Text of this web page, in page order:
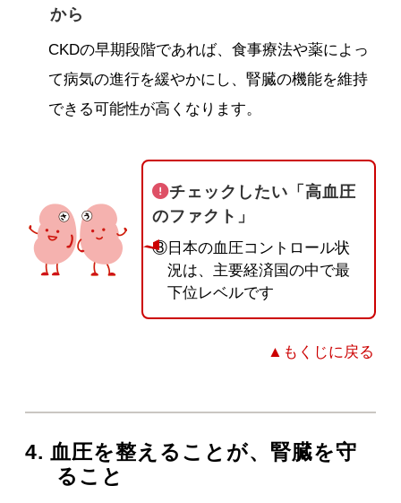
から
CKDの早期段階であれば、食事療法や薬によっ
て病気の進行を緩やかにし、腎臓の機能を維持
できる可能性が高くなります。
チェックしたい「高血圧
のファクト」
③日本の血圧コントロール状
況は、主要経済国の中で最
下位レベルです
▲もくじに戻る
4. 血圧を整えることが、腎臓を守
ること